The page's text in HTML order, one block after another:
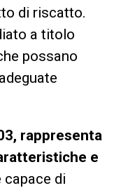
di riscatto.
a titolo
possano
rappresenta
e
capace di